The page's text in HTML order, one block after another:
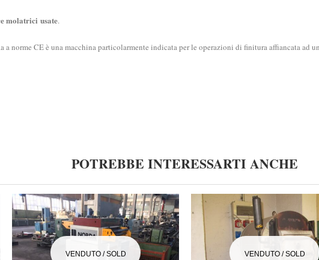
molatrici usate.
norme CE è una macchina particolarmente indicata per le operazioni di finitura affiancata ad un
POTREBBE INTERESSARTI ANCHE
VENDUTO / SOLD VENDUTO / SOLD